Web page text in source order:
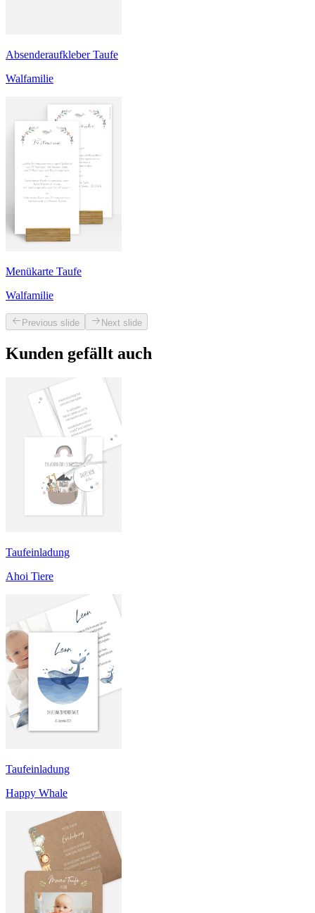
Absenderaufkleber Taufe
Walfamilie
Menükarte Taufe
Walfamilie
Previous slide Next slide
Kunden gefällt auch
Taufeinladung
Ahoi Tiere
Taufeinladung
Happy Whale